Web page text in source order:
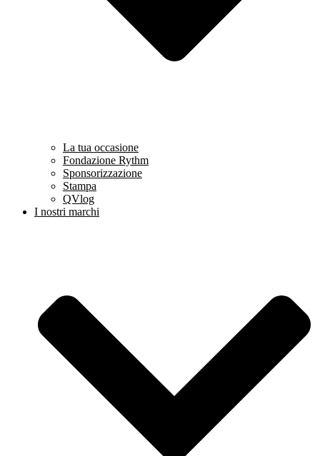
La tua occasione
Fondazione Rythm
Sponsorizzazione
Stampa
QVlog
I nostri marchi